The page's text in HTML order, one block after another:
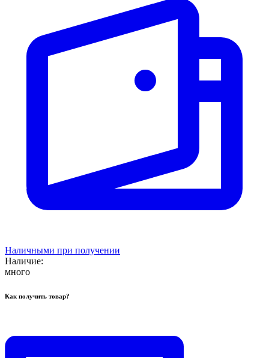
Наличными при получении
Наличие:
много
Как получить товар?